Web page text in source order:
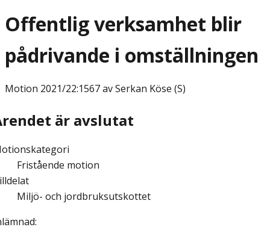
Offentlig verksamhet blir
pådrivande i omställningen
Motion 2021/22:1567 av Serkan Köse (S)
är avslutat
Fristående motion
Miljö- och jordbruksutskottet
: